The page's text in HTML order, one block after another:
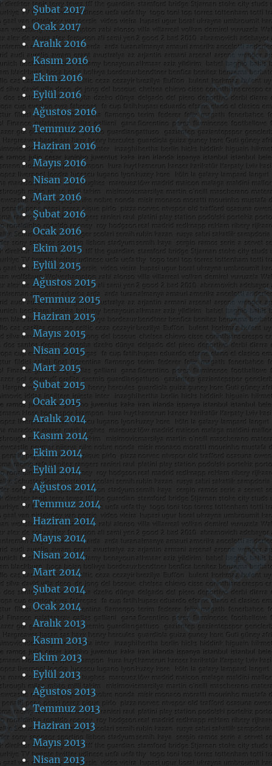
Şubat 2017
Ocak 2017
Aralık 2016
Kasım 2016
Ekim 2016
Eylül 2016
Ağustos 2016
Temmuz 2016
Haziran 2016
Mayıs 2016
Nisan 2016
Mart 2016
Şubat 2016
Ocak 2016
Ekim 2015
Eylül 2015
Ağustos 2015
Temmuz 2015
Haziran 2015
Mayıs 2015
Nisan 2015
Mart 2015
Şubat 2015
Ocak 2015
Aralık 2014
Kasım 2014
Ekim 2014
Eylül 2014
Ağustos 2014
Temmuz 2014
Haziran 2014
Mayıs 2014
Nisan 2014
Mart 2014
Şubat 2014
Ocak 2014
Aralık 2013
Kasım 2013
Ekim 2013
Eylül 2013
Ağustos 2013
Temmuz 2013
Haziran 2013
Mayıs 2013
Nisan 2013